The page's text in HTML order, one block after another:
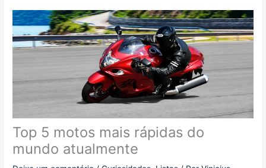
Top 5 motos mais rápidas do
mundo atualmente